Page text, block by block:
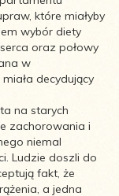
które miałyby
wybór diety
oraz połowy
w
decydujący
na starych
zachorowania i
niemal
Ludzie doszli do
fakt, że
a jedna